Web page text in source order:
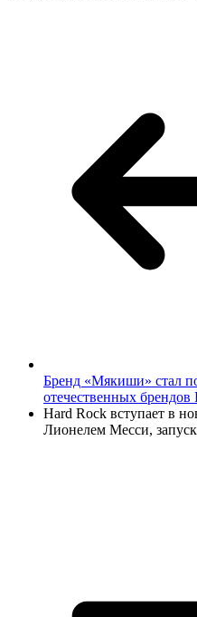
Бренд «Мякиши» стал
отечественных брендов
Hard Rock вступает в
Лионелем Месси,